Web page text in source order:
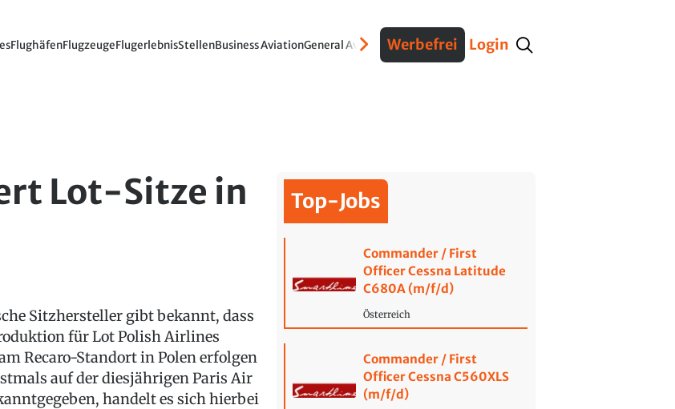
FlughäfenFlugzeugeFlugerlebnisStellenBusiness AviationGeneral AviationVerteidigungInterviews Fracht
Werbefrei Login
Lot-Sitze in
Sitzhersteller gibt bekannt, dass
für Lot Polish Airlines
Recaro-Standort in Polen erfolgen
auf der diesjährigen Paris Air
handelt es sich hierbei
Top-Jobs
Commander / First
Officer Cessna Latitude
C680A (m/f/d)
Österreich
Commander / First
Officer Cessna C560XLS
(m/f/d)